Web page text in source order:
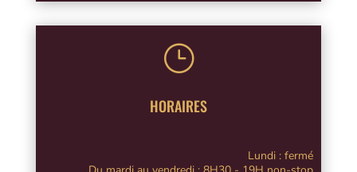
}
HORAIRES
Lundi : fermé